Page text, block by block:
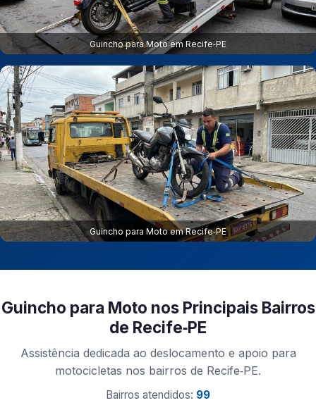
Guincho para Moto em Recife‑PE
Guincho para Moto em Recife‑PE
Guincho para Moto nos Principais Bairros
de Recife‑PE
Assistência dedicada ao deslocamento e apoio para
motocicletas nos bairros de Recife‑PE.
Bairros atendidos: 99